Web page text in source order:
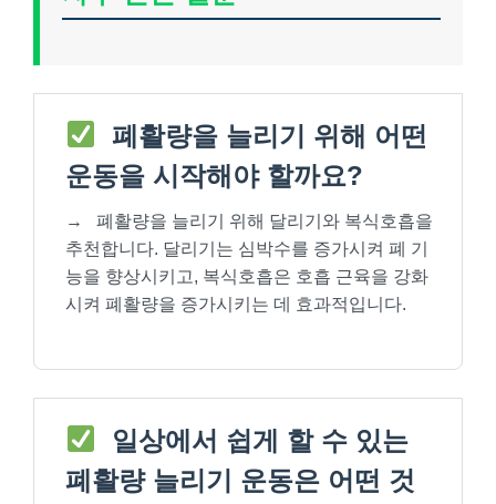
폐활량을 늘리기 위해 어떤
운동을 시작해야 할까요?
→
폐활량을 늘리기 위해 달리기와 복식호흡을
추천합니다. 달리기는 심박수를 증가시켜 폐 기
능을 향상시키고, 복식호흡은 호흡 근육을 강화
시켜 폐활량을 증가시키는 데 효과적입니다.
일상에서 쉽게 할 수 있는
폐활량 늘리기 운동은 어떤 것